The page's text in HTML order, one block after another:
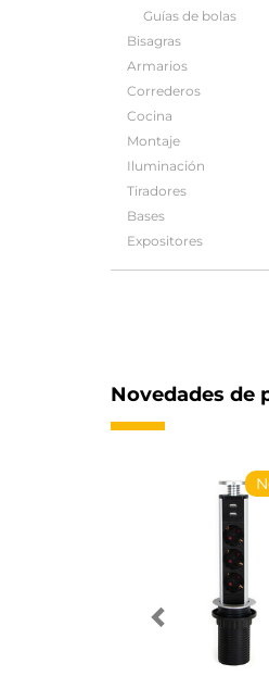
Guías de bolas
Bisagras
Armarios
Correderos
Cocina
Montaje
Iluminación
Tiradores
Bases
Expositores
Novedades de